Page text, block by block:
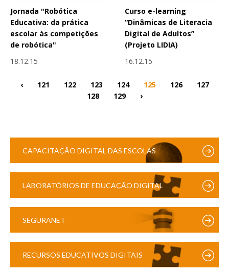
Jornada "Robótica
Educativa: da prática
escolar às competições
de robótica"
18.12.15
Curso e-learning
“Dinâmicas de Literacia
Digital de Adultos”
(Projeto LIDIA)
16.12.15
‹ 121 122 123 124 125 126
127
128
129 ›
CAPACITAÇÃO DIGITAL DAS ESCOLAS
LABORATÓRIOS DE EDUCAÇÃO DIGITAL
SEGURANET
RECURSOS EDUCATIVOS DIGITAIS